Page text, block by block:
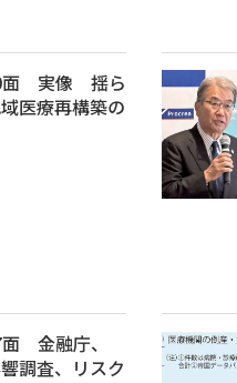
面 実像 揺ら
医療再構築の
金融庁、
調査、リスク